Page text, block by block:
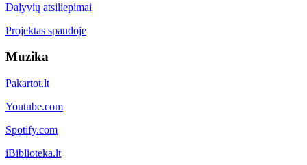
Dalyvių atsiliepimai
Projektas spaudoje
Muzika
Pakartot.lt
Youtube.com
Spotify.com
iBiblioteka.lt